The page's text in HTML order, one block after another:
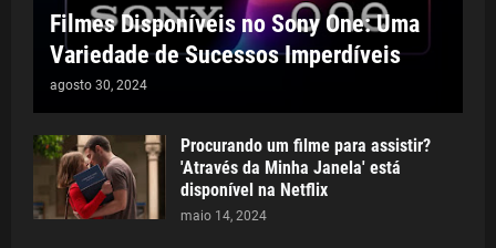
Filmes Disponíveis no Sony One: Uma
Variedade de Sucessos Imperdíveis
agosto 30, 2024
Procurando um filme para assistir?
'Através da Minha Janela' está
disponível na Netflix
maio 14, 2024